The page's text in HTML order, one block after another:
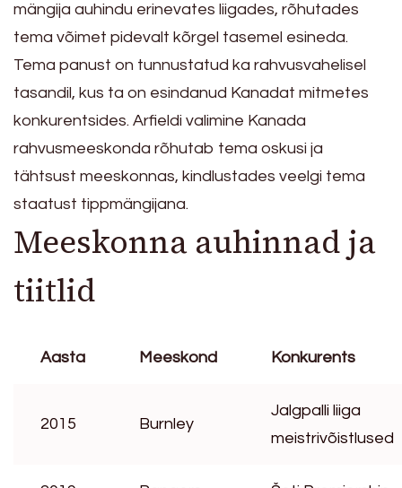
mängija auhindu erinevates liigades, rõhutades
tema võimet pidevalt kõrgel tasemel esineda.
Tema panust on tunnustatud ka rahvusvahelisel
tasandil, kus ta on esindanud Kanadat mitmetes
konkurentsides. Arfieldi valimine Kanada
rahvusmeeskonda rõhutab tema oskusi ja
tähtsust meeskonnas, kindlustades veelgi tema
staatust tippmängijana.
Meeskonna auhinnad ja
tiitlid
Aasta Meeskond Konkurents
2015 Burnley
Jalgpalli liiga
meistrivõistlused